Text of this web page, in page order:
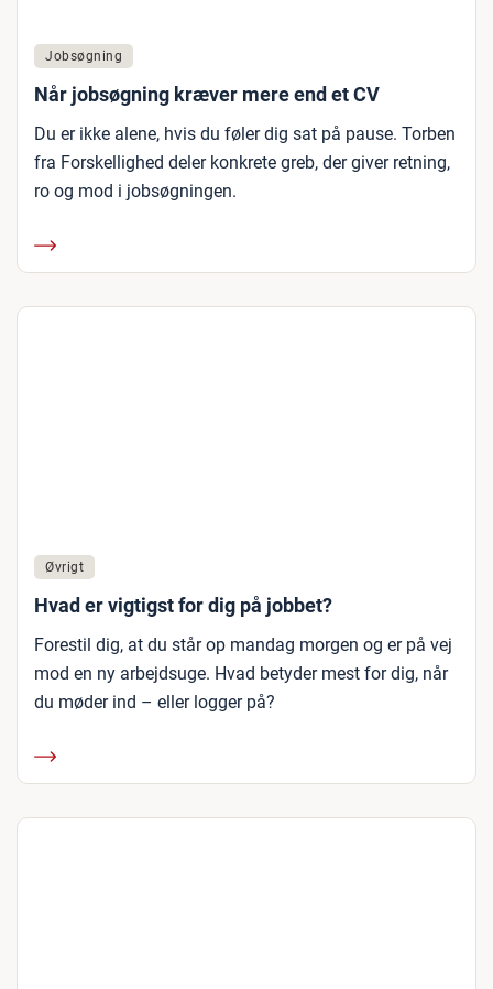
Jobsøgning
Når jobsøgning kræver mere end et CV
Du er ikke alene, hvis du føler dig sat på pause. Torben
fra Forskellighed deler konkrete greb, der giver retning,
ro og mod i jobsøgningen.
Øvrigt
Hvad er vigtigst for dig på jobbet?
Forestil dig, at du står op mandag morgen og er på vej
mod en ny arbejdsuge. Hvad betyder mest for dig, når
du møder ind – eller logger på?